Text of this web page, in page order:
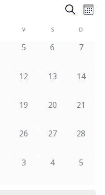
de
vistas
de
Buscar
Mes
V S D
0 eventos,
5 0 eventos,
6 0
7
0 eventos,
12 0 eventos,
13 0
14
0 eventos,
19 0 eventos,
20 0
21
0 eventos,
26 0 eventos,
27 0
28
0 eventos,
3 0 eventos,
4 0
5